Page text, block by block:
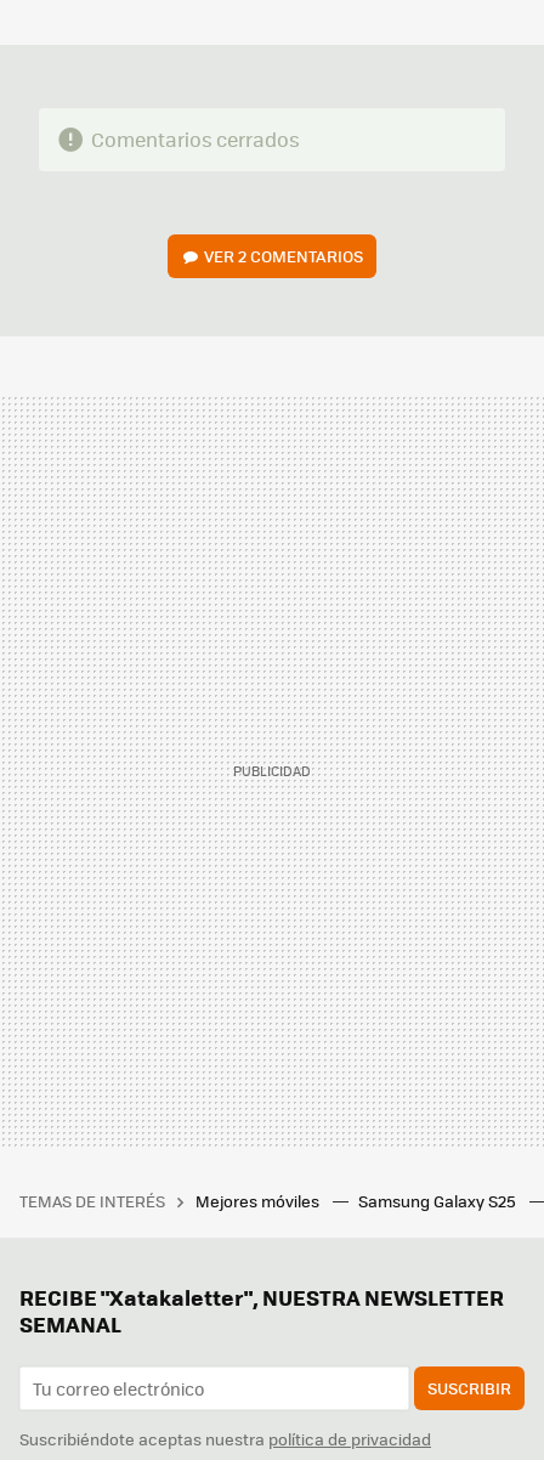
Comentarios cerrados
VER2 COMENTARIOS
TEMAS DE INTERÉS Mejores móviles Samsung Galaxy S25
RECIBE "Xatakaletter", NUESTRA NEWSLETTER
SEMANAL
SUSCRIBIR
Suscribiéndote aceptas nuestra política de privacidad